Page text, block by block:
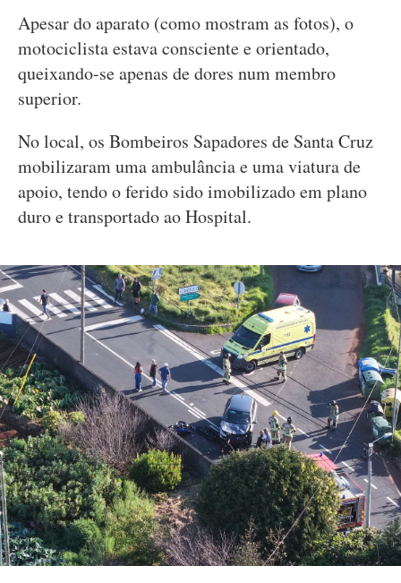
Apesar do aparato (como mostram as fotos), o
motociclista estava consciente e orientado,
queixando-se apenas de dores num membro
superior.
No local, os Bombeiros Sapadores de Santa Cruz
mobilizaram uma ambulância e uma viatura de
apoio, tendo o ferido sido imobilizado em plano
duro e transportado ao Hospital.